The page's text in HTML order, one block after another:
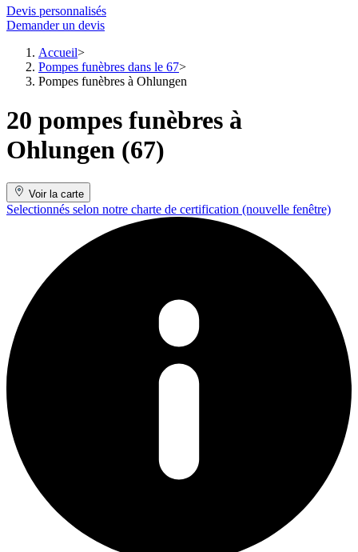
Devis personnalisés
Demander un devis
Accueil
Pompes funèbres dans le 67
Pompes funèbres à Ohlungen
20 pompes funèbres à
Ohlungen (67)
Voir la carte
Selectionnés selon notre charte de certification (nouvelle fenêtre)